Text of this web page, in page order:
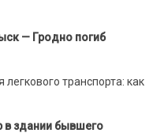
— Гродно погиб
транспорта: как
здании бывшего